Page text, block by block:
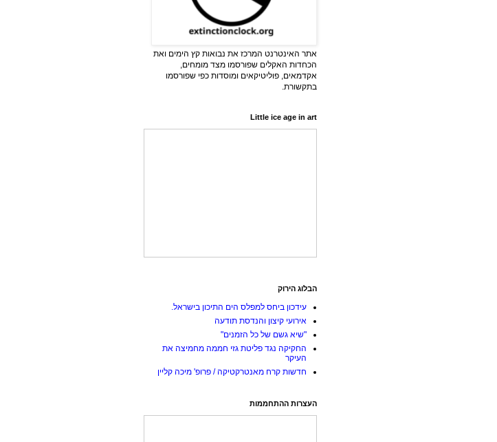
אתר האינטרנט המרכז את נבואות קץ הימים ואת
הכחדות האקלים שפורסמו מצד מומחים,
אקדמאים, פוליטיקאים ומוסדות כפי שפורסמו
בתקשורת.
Little ice age in art
הבלוג הירוק
עידכון ביחס למפלס הים התיכון בישראל.
אירועי קיצון והנדסת תודעה
"שיא גשם של כל הזמנים"
החקיקה נגד פליטת גזי חממה מחמיצה את
העיקר
חדשות קרח מאנטרקטיקה / פרופ' מיכה קליין
העצרות ההתחממות